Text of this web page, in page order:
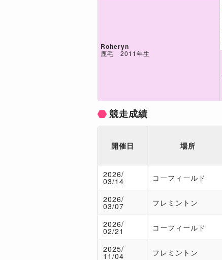
Roheryn
鹿毛 2011年生
競走成績
開催日 場所
2026/
03/14 コーフィールド
2026/
03/07 フレミントン
2026/
02/21 コーフィールド
2025/
11/04 フレミントン